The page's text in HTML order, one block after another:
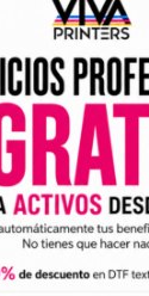
de
para
diseños
vasos,
y
incorporar